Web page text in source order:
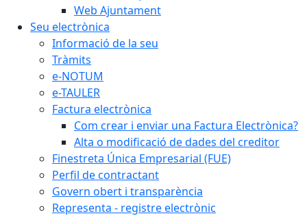
Web Ajuntament
Seu electrònica
Informació de la seu
Tràmits
e-NOTUM
e-TAULER
Factura electrònica
Com crear i enviar una Factura Electrònica?
Alta o modificació de dades del creditor
Finestreta Única Empresarial (FUE)
Perfil de contractant
Govern obert i transparència
Representa - registre electrònic